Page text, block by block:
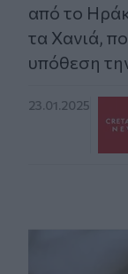
από το
τα Χανιά,
υπόθεση
23.01.2025